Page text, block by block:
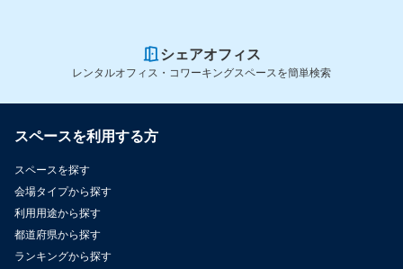
シェアオフィス
レンタルオフィス・コワーキングスペースを簡単検索
スペースを利用する方
スペースを探す
会場タイプから探す
利用用途から探す
都道府県から探す
ランキングから探す